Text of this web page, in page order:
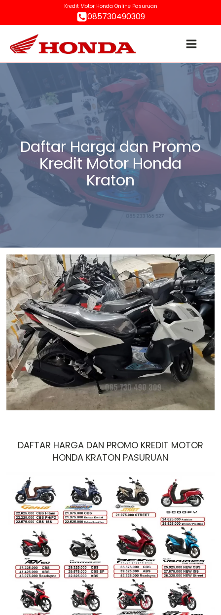
Kredit Motor Honda Online Pasuruan
085730490309
Daftar Harga dan Promo
Kredit Motor Honda
Kraton
DAFTAR HARGA DAN PROMO KREDIT MOTOR
HONDA KRATON PASURUAN